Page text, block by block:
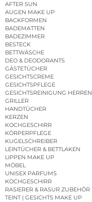
AFTER SUN
AUGEN MAKE UP
BACKFORMEN
BADEMATTEN
BADEZIMMER
BESTECK
BETTWÄSCHE
DEO & DEODORANTS
GÄSTETÜCHER
GESICHTSCREME
GESICHTSPFLEGE
GESICHTSREINIGUNG HERREN
GRILLER
HANDTÜCHER
KERZEN
KOCHGESCHIRR
KÖRPERPFLEGE
KUGELSCHREIBER
LEINTÜCHER & BETTLAKEN
LIPPEN MAKE UP
MÖBEL
UNISEX PARFUMS
KOCHGESCHIRR
RASIERER & RASUR ZUBEHÖR
TEINT | GESICHTS MAKE UP